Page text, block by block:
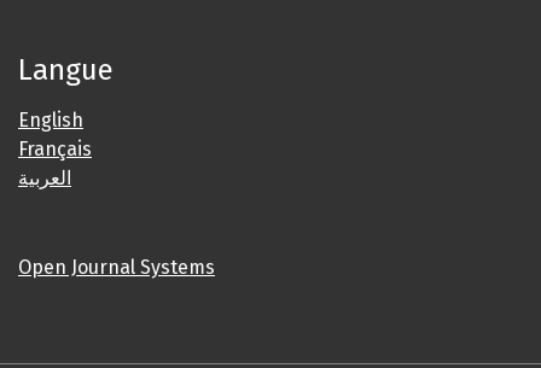
Langue
English
Français
العربية
Open Journal Systems